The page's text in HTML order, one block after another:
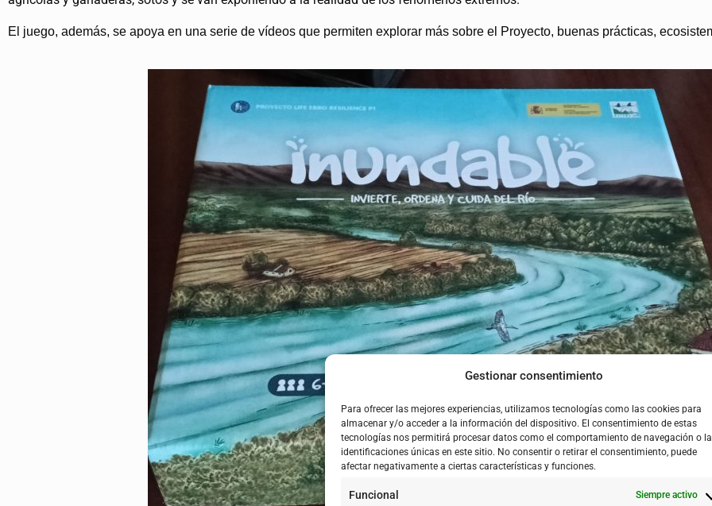
Gestionar consentimiento
Para ofrecer las mejores experiencias, utilizamos tecnologías como las cookies para
almacenar y/o acceder a la información del dispositivo. El consentimiento de estas
tecnologías nos permitirá procesar datos como el comportamiento de navegación o
identificaciones únicas en este sitio. No consentir o retirar el consentimiento, puede
afectar negativamente a ciertas características y funciones.
Funcional Siempre activo
El juego, además, se apoya en una serie de vídeos que permiten explorar más sobre el Proyecto, buenas prácticas,